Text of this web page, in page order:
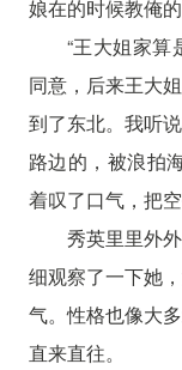
娘在的时候教俺
“王大姐家
同意，后来王大
到了东北。我听
路边的，被浪拍
着叹了口气，把
秀英里里外
细观察了一下她
气。性格也像大
直来直往。